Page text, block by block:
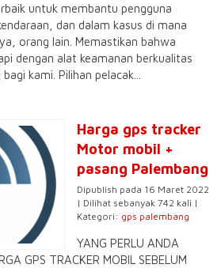
untuk membantu pengguna
dan dalam kasus di mana
orang lain. Memastikan bahwa
dengan alat keamanan berkualitas
kami. Pilihan pelacak...
Harga gps tracker
Motor mobil +
pasang Palembang
Dipublish pada 16 Maret 2022
| Dilihat sebanyak 742 kali |
Kategori: gps palembang
YANG PERLU ANDA
GPS TRACKER MOBIL SEBELUM